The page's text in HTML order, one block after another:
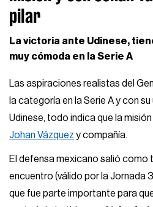
pilar
La victoria ante Udinese,
muy cómoda en la Serie A
Las aspiraciones realistas del
la categoría en la Serie A y con
Udinese, todo indica que la
Johan Vázquez y compañía.
El defensa mexicano salió como
encuentro (válido por la Jornada
que fue parte importante para